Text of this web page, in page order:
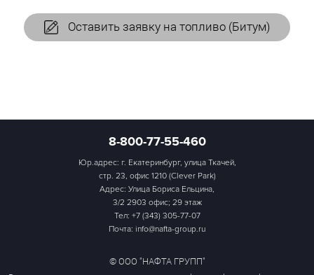
Оставить заявку на топливо (Битум)
8-800-77-55-460
Юр.адрес: г. Екатеринбург, улица Ткачей,
стр. 23, офис 1210 (Clever Park)
Адрес: Улица Бориса Ельцина,
3/2 2903 офис; 29 этаж
Тел: +7 (343) 305-77-07
Почта: info@nafta-group.ru
© ООО "НАФТА ГРУПП"